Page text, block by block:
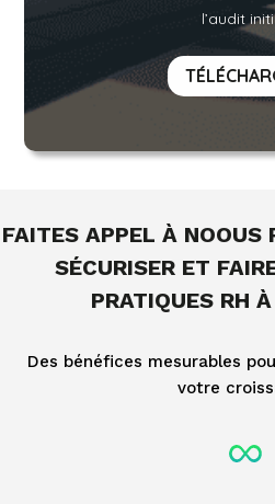
l’audit
FAITES APPEL À NOOUS
SÉCURISER ET
PRATIQUES RH
Des bénéfices mesurables
votre